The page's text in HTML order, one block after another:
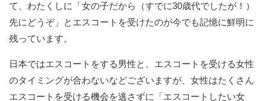
て、わたくしに「女の子だから（すでに30歳代でしたが！）
先にどうぞ」とエスコートを受けたのが今でも記憶に鮮明に
残っています。
日本ではエスコートをする男性と、エスコートを受ける女性
のタイミングが合わないなどございますが、女性はたくさん
エスコートを受ける機会を逃さずに「エスコートしたい女